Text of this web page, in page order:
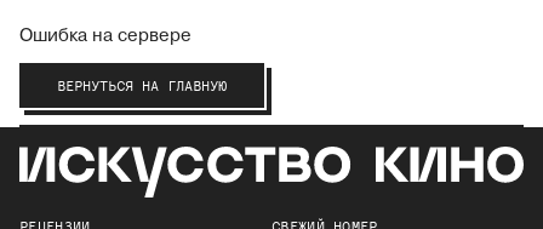
Ошибка на сервере
ВЕРНУТЬСЯ НА ГЛАВНУЮ